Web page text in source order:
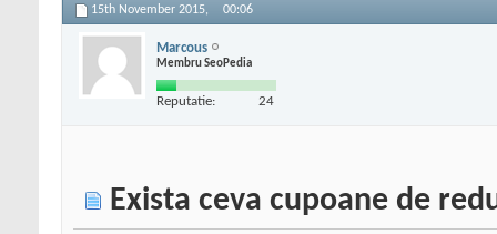
15th November 2015, 00:06
Marcous
Membru SeoPedia
Reputatie: 24
Exista ceva cupoane de